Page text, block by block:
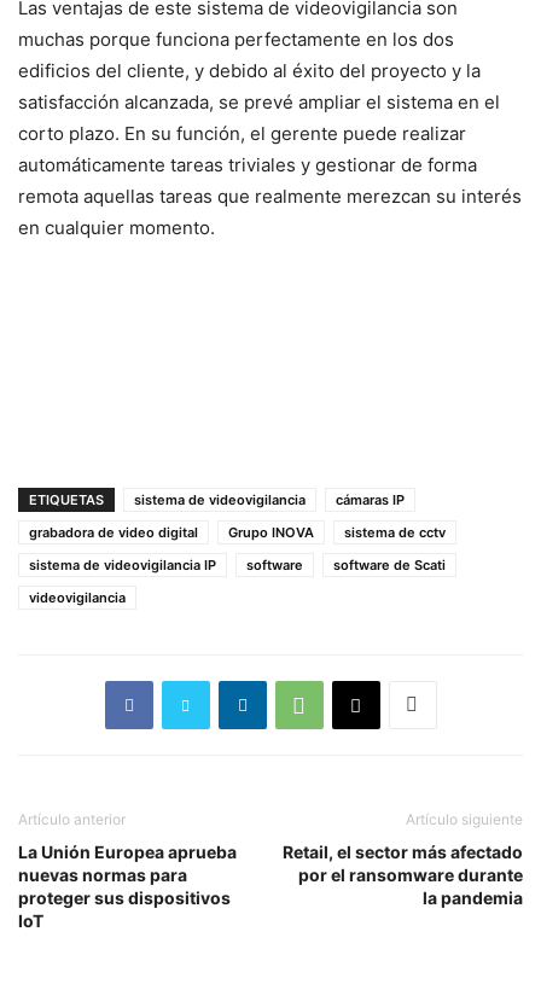
Las ventajas de este sistema de videovigilancia son
muchas porque funciona perfectamente en los dos
edificios del cliente, y debido al éxito del proyecto y la
satisfacción alcanzada, se prevé ampliar el sistema en el
corto plazo. En su función, el gerente puede realizar
automáticamente tareas triviales y gestionar de forma
remota aquellas tareas que realmente merezcan su interés
en cualquier momento.
ETIQUETAS sistema de videovigilancia
cámaras IP
grabadora de video digital
Grupo INOVA
sistema de cctv
sistema de videovigilancia IP
software
software de Scati
videovigilancia
Artículo anterior
La Unión Europea aprueba
nuevas normas para
proteger sus dispositivos
IoT
Artículo siguiente
Retail, el sector más afectado
por el ransomware durante
la pandemia